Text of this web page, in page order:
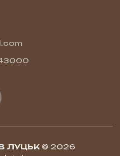
43000
ЛУЦЬК © 2026